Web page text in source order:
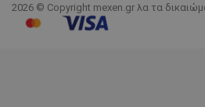
2026 © Copyright mexen.gr λα τα